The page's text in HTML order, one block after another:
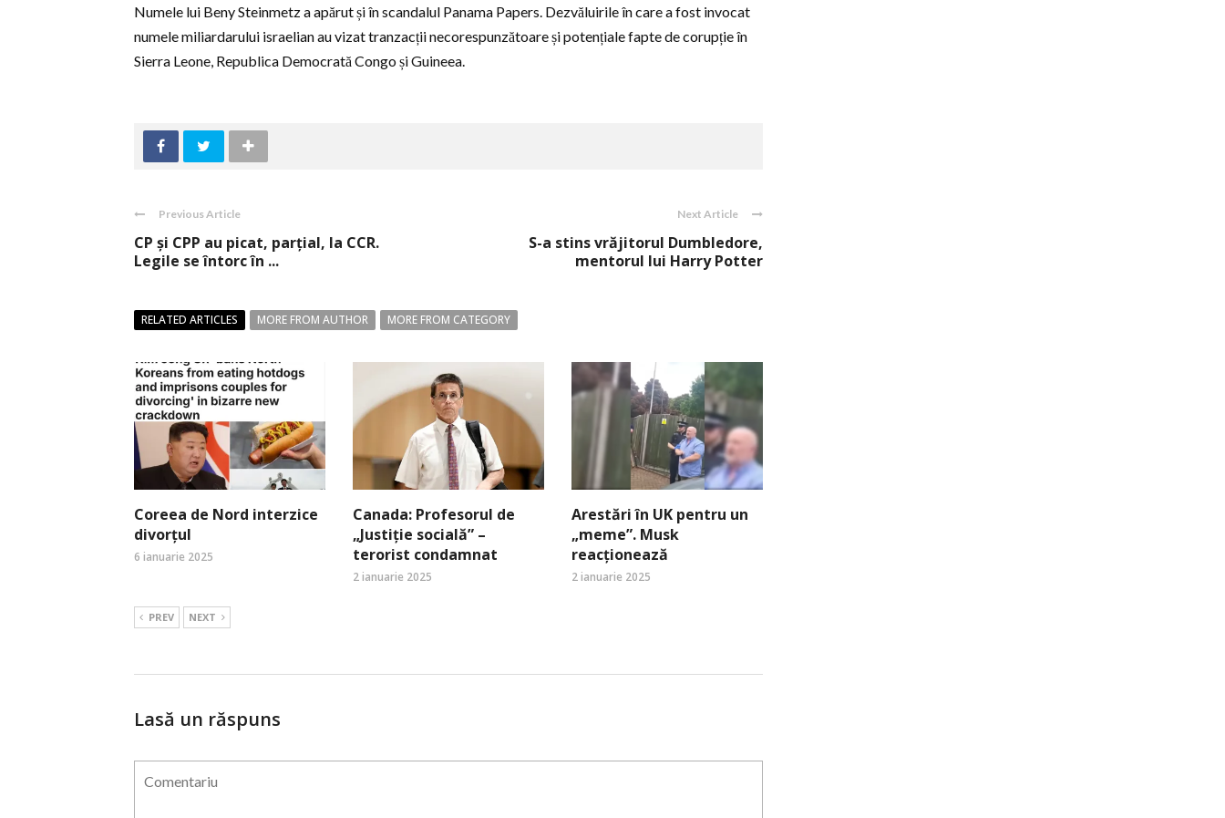
Numele lui Beny Steinmetz a apărut și în scandalul Panama Papers. Dezvăluirile în care a fost invocat
numele miliardarului israelian au vizat tranzacții necorespunzătoare și potențiale fapte de corupție în
Sierra Leone, Republica Democrată Congo și Guineea.
Previous Article
CP și CPP au picat, parțial, la CCR.
Legile se întorc în ...
Next Article
S-a stins vrăjitorul Dumbledore,
mentorul lui Harry Potter
RELATED ARTICLES MORE FROM AUTHOR MORE FROM CATEGORY
Coreea de Nord interzice
divorțul
6 ianuarie 2025
Canada: Profesorul de
„Justiție socială” –
terorist condamnat
2 ianuarie 2025
Arestări în UK pentru un
„meme”. Musk
reacționează
2 ianuarie 2025
PREV NEXT
Lasă un răspuns